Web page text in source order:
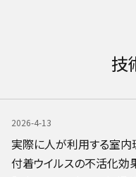
技
2026-4-13
実際に人が利用する室
付着ウイルスの不活化